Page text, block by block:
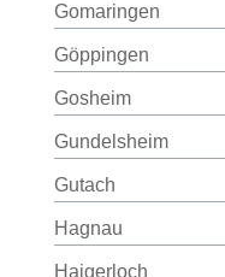
Gomaringen
Göppingen
Gosheim
Gundelsheim
Gutach
Hagnau
Haigerloch